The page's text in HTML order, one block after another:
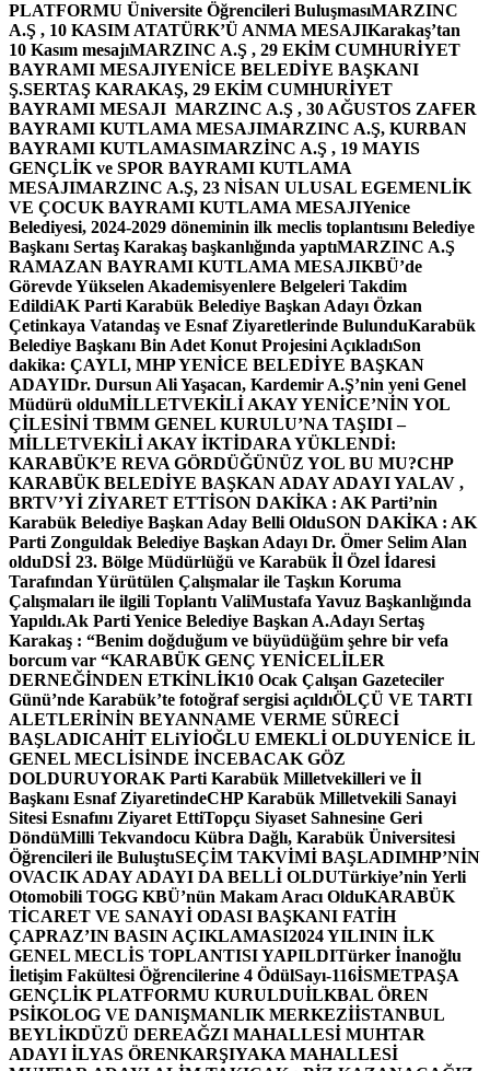
PLATFORMU Üniversite Öğrencileri BuluşmasıMARZINC
A.Ş , 10 KASIM ATATÜRK’Ü ANMA MESAJIKarakaş’tan
10 Kasım mesajıMARZINC A.Ş , 29 EKİM CUMHURİYET
BAYRAMI MESAJIYENİCE BELEDİYE BAŞKANI
Ş.SERTAŞ KARAKAŞ, 29 EKİM CUMHURİYET
BAYRAMI MESAJI MARZINC A.Ş , 30 AĞUSTOS ZAFER
BAYRAMI KUTLAMA MESAJIMARZINC A.Ş, KURBAN
BAYRAMI KUTLAMASIMARZİNC A.Ş , 19 MAYIS
GENÇLİK ve SPOR BAYRAMI KUTLAMA
MESAJIMARZINC A.Ş, 23 NİSAN ULUSAL EGEMENLİK
VE ÇOCUK BAYRAMI KUTLAMA MESAJIYenice
Belediyesi, 2024-2029 döneminin ilk meclis toplantısını Belediye
Başkanı Sertaş Karakaş başkanlığında yaptıMARZINC A.Ş
RAMAZAN BAYRAMI KUTLAMA MESAJIKBÜ’de
Görevde Yükselen Akademisyenlere Belgeleri Takdim
EdildiAK Parti Karabük Belediye Başkan Adayı Özkan
Çetinkaya Vatandaş ve Esnaf Ziyaretlerinde BulunduKarabük
Belediye Başkanı Bin Adet Konut Projesini AçıkladıSon
dakika: ÇAYLI, MHP YENİCE BELEDİYE BAŞKAN
ADAYIDr. Dursun Ali Yaşacan, Kardemir A.Ş’nin yeni Genel
Müdürü olduMİLLETVEKİLİ AKAY YENİCE’NİN YOL
ÇİLESİNİ TBMM GENEL KURULU’NA TAŞIDI –
MİLLETVEKİLİ AKAY İKTİDARA YÜKLENDİ:
KARABÜK’E REVA GÖRDÜĞÜNÜZ YOL BU MU?CHP
KARABÜK BELEDİYE BAŞKAN ADAY ADAYI YALAV ,
BRTV’Yİ ZİYARET ETTİSON DAKİKA : AK Parti’nin
Karabük Belediye Başkan Aday Belli OlduSON DAKİKA : AK
Parti Zonguldak Belediye Başkan Adayı Dr. Ömer Selim Alan
olduDSİ 23. Bölge Müdürlüğü ve Karabük İl Özel İdaresi
Tarafından Yürütülen Çalışmalar ile Taşkın Koruma
Çalışmaları ile ilgili Toplantı ValiMustafa Yavuz Başkanlığında
Yapıldı.Ak Parti Yenice Belediye Başkan A.Adayı Sertaş
Karakaş : “Benim doğduğum ve büyüdüğüm şehre bir vefa
borcum var “KARABÜK GENÇ YENİCELİLER
DERNEĞİNDEN ETKİNLİK10 Ocak Çalışan Gazeteciler
Günü’nde Karabük’te fotoğraf sergisi açıldıÖLÇÜ VE TARTI
ALETLERİNİN BEYANNAME VERME SÜRECİ
BAŞLADICAHİT ELiYİOĞLU EMEKLİ OLDUYENİCE İL
GENEL MECLİSİNDE İNCEBACAK GÖZ
DOLDURUYORAK Parti Karabük Milletvekilleri ve İl
Başkanı Esnaf ZiyaretindeCHP Karabük Milletvekili Sanayi
Sitesi Esnafını Ziyaret EttiTopçu Siyaset Sahnesine Geri
DöndüMilli Tekvandocu Kübra Dağlı, Karabük Üniversitesi
Öğrencileri ile BuluştuSEÇİM TAKVİMİ BAŞLADIMHP’NİN
OVACIK ADAY ADAYI DA BELLİ OLDUTürkiye’nin Yerli
Otomobili TOGG KBÜ’nün Makam Aracı OlduKARABÜK
TİCARET VE SANAYİ ODASI BAŞKANI FATİH
ÇAPRAZ’IN BASIN AÇIKLAMASI2024 YILININ İLK
GENEL MECLİS TOPLANTISI YAPILDITürker İnanoğlu
İletişim Fakültesi Öğrencilerine 4 ÖdülSayı-116İSMETPAŞA
GENÇLİK PLATFORMU KURULDUİLKBAL ÖREN
PSİKOLOG VE DANIŞMANLIK MERKEZİİSTANBUL
BEYLİKDÜZÜ DEREAĞZI MAHALLESİ MUHTAR
ADAYI İLYAS ÖRENKARŞIYAKA MAHALLESİ